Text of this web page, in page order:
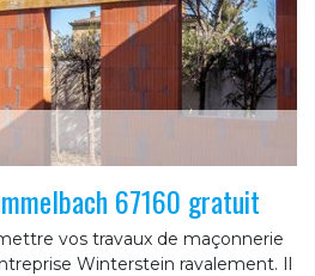
67160 gratuit
vos travaux de maçonnerie
Winterstein ravalement. Il